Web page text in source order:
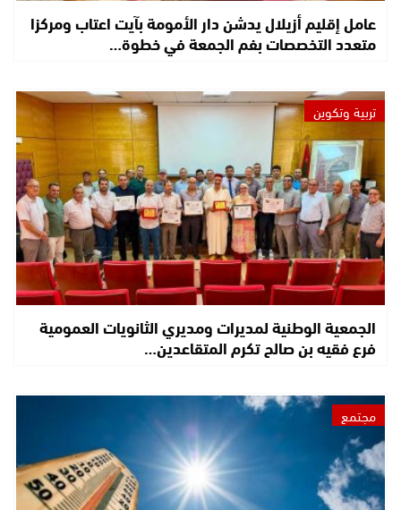
عامل إقليم أزيلال يدشن دار الأمومة بآيت اعتاب ومركزا
متعدد التخصصات بفم الجمعة في خطوة…
تربية وتكوين
الجمعية الوطنية لمديرات ومديري الثانويات العمومية
فرع فقيه بن صالح تكرم المتقاعدين…
مجتمع